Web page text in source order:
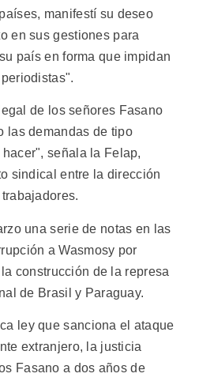
manifestí su deseo
en sus gestiones para
país en forma que impidan
de los señores Fasano
las demandas de tipo
señala la Felap,
sindical entre la dirección
una serie de notas en las
a Wasmosy por
construcción de la represa
de Brasil y Paraguay.
ley que sanciona el ataque
extranjero, la justicia
Fasano a dos años de